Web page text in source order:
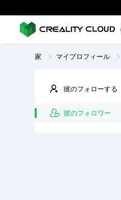
家 マイプロフィール
彼のフォローする
彼のフォロワー